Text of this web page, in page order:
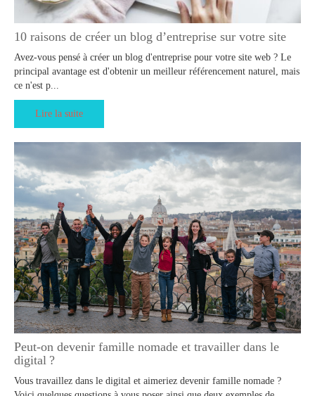
10 raisons de créer un blog d’entreprise sur votre site
Avez-vous pensé à créer un blog d'entreprise pour votre site web ? Le
principal avantage est d'obtenir un meilleur référencement naturel, mais
ce n'est p...
Lire la suite
Peut-on devenir famille nomade et travailler dans le
digital ?
Vous travaillez dans le digital et aimeriez devenir famille nomade ?